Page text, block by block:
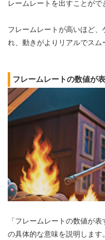
レームレートを出すことがで
フレームレートが高いほど
れ、動きがよりリアルでスム
フレームレートの数値が
「フレームレートの数値が
の具体的な意味を説明しま